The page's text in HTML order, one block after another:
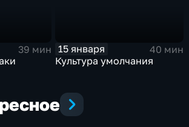
39 мин
15 января
40 мин
Культура умолчания